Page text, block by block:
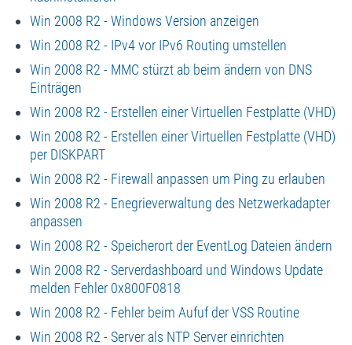
Win 2008 R2 - Windows Version anzeigen
Win 2008 R2 - IPv4 vor IPv6 Routing umstellen
Win 2008 R2 - MMC stürzt ab beim ändern von DNS
Einträgen
Win 2008 R2 - Erstellen einer Virtuellen Festplatte (VHD)
Win 2008 R2 - Erstellen einer Virtuellen Festplatte (VHD)
per DISKPART
Win 2008 R2 - Firewall anpassen um Ping zu erlauben
Win 2008 R2 - Enegrieverwaltung des Netzwerkadapter
anpassen
Win 2008 R2 - Speicherort der EventLog Dateien ändern
Win 2008 R2 - Serverdashboard und Windows Update
melden Fehler 0x800F0818
Win 2008 R2 - Fehler beim Aufuf der VSS Routine
Win 2008 R2 - Server als NTP Server einrichten